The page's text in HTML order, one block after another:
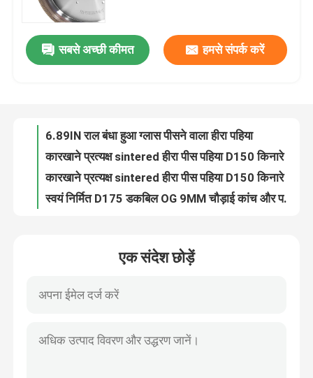
उत्पाद
हमारे बारे में
गुणवत्ता नियंत्रण
हमसे संपर्क करें
सबसे अच्छी कीमत हमसे संपर्क करें
ग्लास प्रसंस्करण के लिए हीरा पीसने वाला पहिया उच्च गुणवत्ता का कारखाना मूल्य ग्लास किनारे हीरा उत्कीर्णन पीसने वाला पहिया
6.89IN राल बंधा हुआ ग्लास पीसने वाला हीरा पहिया
स्वयं निर्मित D175 डकबिल OG 9MM चौड़ाई कांच और पत्थर के लिए हीरा पीसने वाला पहिया
एक संदेश छोड़ें